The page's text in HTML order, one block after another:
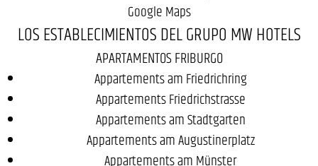
Google Maps
LOS ESTABLECIMIENTOS DEL GRUPO MW HOTELS
APARTAMENTOS FRIBURGO
Appartements am Friedrichring
Appartements Friedrichstrasse
Appartements am Stadtgarten
Appartements am Augustinerplatz
Appartements am Münster